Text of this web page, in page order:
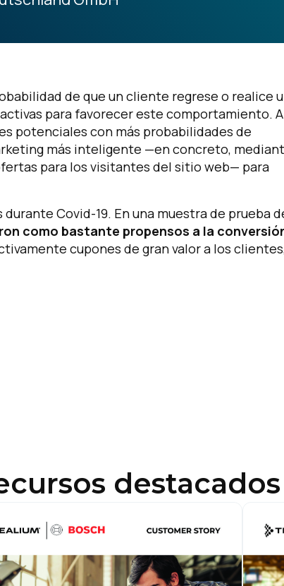
de que un cliente regrese o realice
para favorecer este comportamiento.
potenciales con más probabilidades de
más inteligente —en concreto,
para los visitantes del sitio web— para
Covid-19. En una muestra de prueba
como bastante propensos a la
cupones de gran valor a los
destacados